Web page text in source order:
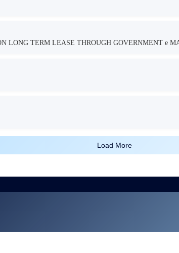
LONG TERM LEASE THROUGH GOVERNMENT e
Load More